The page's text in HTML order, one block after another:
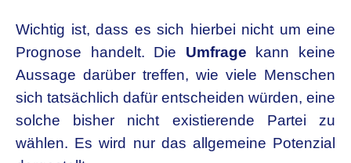
Wichtig ist, dass es sich hierbei nicht um eine
Prognose handelt. Die Umfrage kann keine
Aussage darüber treffen, wie viele Menschen
sich tatsächlich dafür entscheiden würden, eine
solche bisher nicht existierende Partei zu
wählen. Es wird nur das allgemeine Potenzial